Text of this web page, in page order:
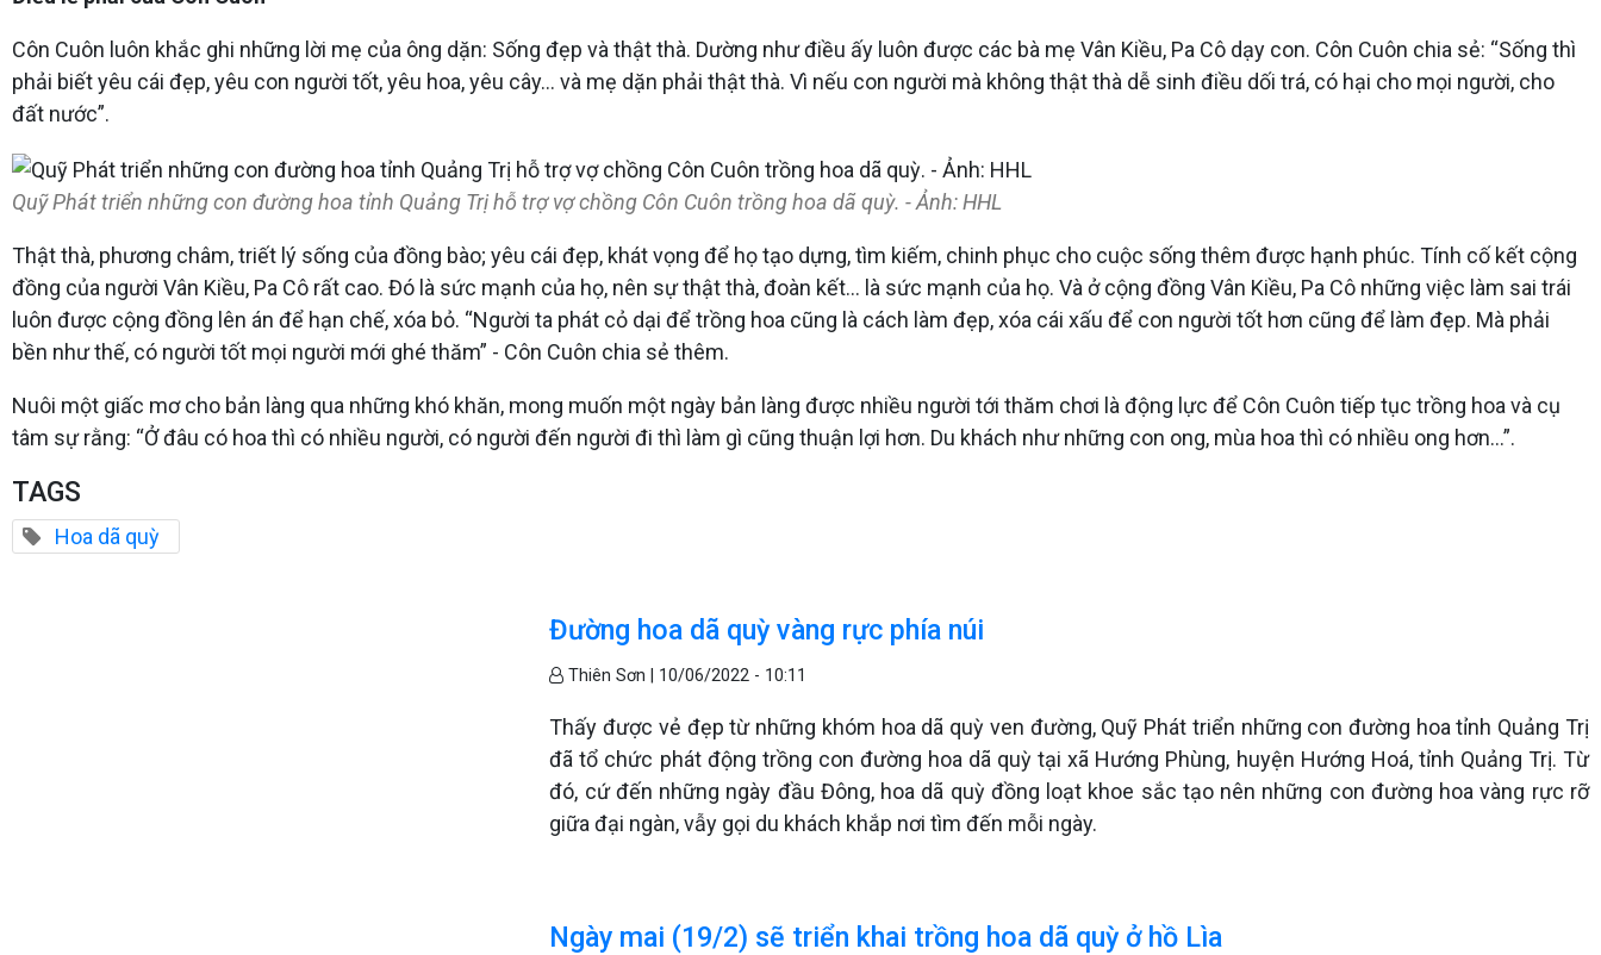
Côn Cuôn luôn khắc ghi những lời mẹ của ông dặn: Sống đẹp và thật thà. Dường như điều ấy luôn được các bà mẹ Vân Kiều, Pa Cô dạy con. Côn Cuôn chia sẻ: “Sống thì
phải biết yêu cái đẹp, yêu con người tốt, yêu hoa, yêu cây… và mẹ dặn phải thật thà. Vì nếu con người mà không thật thà dễ sinh điều dối trá, có hại cho mọi người, cho
đất nước”.
Quỹ Phát triển những con đường hoa tỉnh Quảng Trị hỗ trợ vợ chồng Côn Cuôn trồng hoa dã quỳ. - Ảnh: HHL
Thật thà, phương châm, triết lý sống của đồng bào; yêu cái đẹp, khát vọng để họ tạo dựng, tìm kiếm, chinh phục cho cuộc sống thêm được hạnh phúc. Tính cố kết cộng
đồng của người Vân Kiều, Pa Cô rất cao. Đó là sức mạnh của họ, nên sự thật thà, đoàn kết… là sức mạnh của họ. Và ở cộng đồng Vân Kiều, Pa Cô những việc làm sai trái
luôn được cộng đồng lên án để hạn chế, xóa bỏ. “Người ta phát cỏ dại để trồng hoa cũng là cách làm đẹp, xóa cái xấu để con người tốt hơn cũng để làm đẹp. Mà phải
bền như thế, có người tốt mọi người mới ghé thăm” - Côn Cuôn chia sẻ thêm.
Nuôi một giấc mơ cho bản làng qua những khó khăn, mong muốn một ngày bản làng được nhiều người tới thăm chơi là động lực để Côn Cuôn tiếp tục trồng hoa và cụ
tâm sự rằng: “Ở đâu có hoa thì có nhiều người, có người đến người đi thì làm gì cũng thuận lợi hơn. Du khách như những con ong, mùa hoa thì có nhiều ong hơn…”.
TAGS
Hoa dã quỳ
Đường hoa dã quỳ vàng rực phía núi
Thiên Sơn | 10/06/2022 - 10:11
Thấy được vẻ đẹp từ những khóm hoa dã quỳ ven đường, Quỹ Phát triển những con đường hoa tỉnh Quảng Trị
đã tổ chức phát động trồng con đường hoa dã quỳ tại xã Hướng Phùng, huyện Hướng Hoá, tỉnh Quảng Trị. Từ
đó, cứ đến những ngày đầu Đông, hoa dã quỳ đồng loạt khoe sắc tạo nên những con đường hoa vàng rực rỡ
giữa đại ngàn, vẫy gọi du khách khắp nơi tìm đến mỗi ngày.
Ngày mai (19/2) sẽ triển khai trồng hoa dã quỳ ở hồ Lìa